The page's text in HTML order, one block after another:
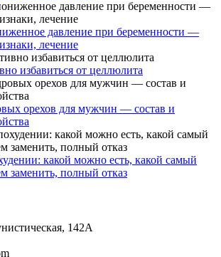
давление при беременности —
лечение
избавиться от целлюлита
орехов для мужчин — состав и
какой можно есть, какой самый
заменить, полный отказ
142А